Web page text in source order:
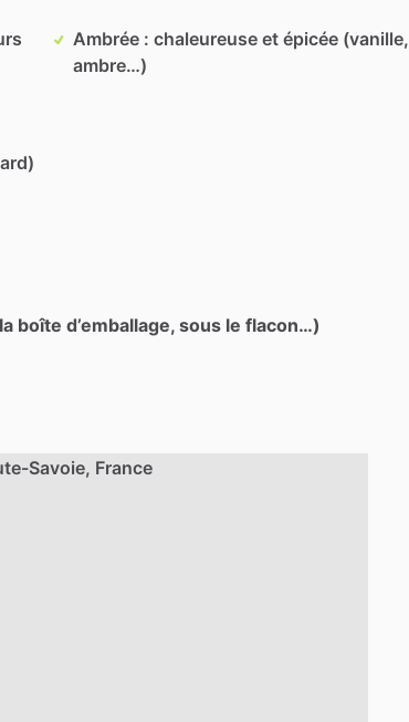
Ambrée : chaleureuse et épicée (vanille,
ambre…)
boîte d’emballage, sous le flacon…)